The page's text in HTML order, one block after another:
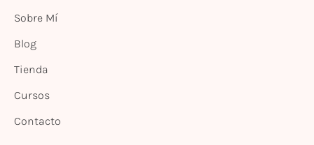
Sobre Mí
Blog
Tienda
Cursos
Contacto